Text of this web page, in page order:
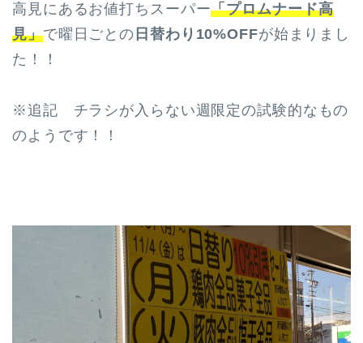
高見にあるお値打ちスーパー「プロムナード高
見」で曜日ごとの 日替わり10%OFFが始まりまし
た！！
※追記 チラシが入らない週限定の試験的なもの
のようです！！